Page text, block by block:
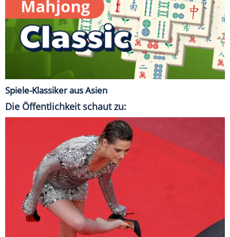
Spiele-Klassiker aus Asien
Die Öffentlichkeit schaut zu: